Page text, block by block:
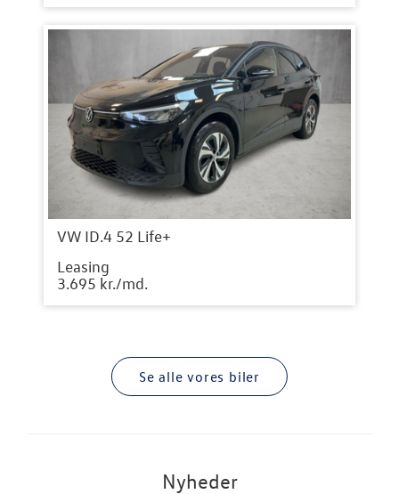
VW ID.4 52 Life+
Leasing
3.695 kr./md.
Se alle vores biler
Nyheder